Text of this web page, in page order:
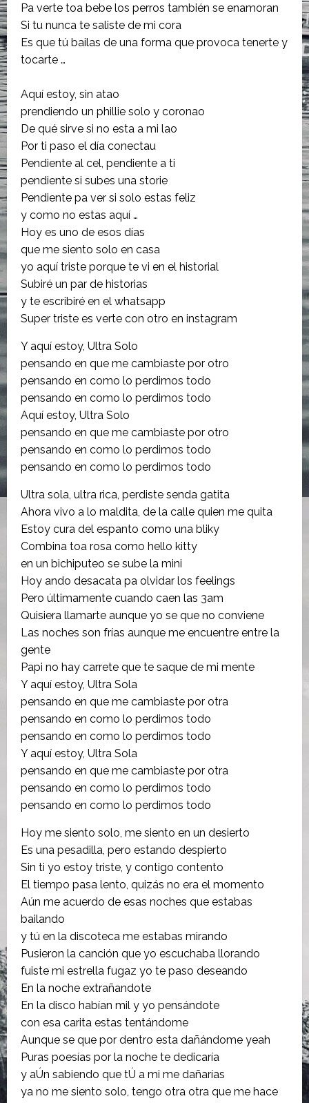
Pa verte toa bebe los perros también se enamoran
Si tu nunca te saliste de mi cora
Es que tú bailas de una forma que provoca tenerte y
tocarte …
Aquí estoy, sin atao
prendiendo un phillie solo y coronao
De qué sirve si no esta a mi lao
Por ti paso el día conectau
Pendiente al cel, pendiente a ti
pendiente si subes una storie
Pendiente pa ver si solo estas feliz
y como no estas aquí …
Hoy es uno de esos días
que me siento solo en casa
yo aquí triste porque te vi en el historial
Subiré un par de historias
y te escribiré en el whatsapp
Super triste es verte con otro en instagram
Y aquí estoy, Ultra Solo
pensando en que me cambiaste por otro
pensando en como lo perdimos todo
pensando en como lo perdimos todo
Aquí estoy, Ultra Solo
pensando en que me cambiaste por otro
pensando en como lo perdimos todo
pensando en como lo perdimos todo
Ultra sola, ultra rica, perdiste senda gatita
Ahora vivo a lo maldita, de la calle quien me quita
Estoy cura del espanto como una bliky
Combina toa rosa como hello kitty
en un bichiputeo se sube la mini
Hoy ando desacata pa olvidar los feelings
Pero últimamente cuando caen las 3am
Quisiera llamarte aunque yo se que no conviene
Las noches son frías aunque me encuentre entre la
gente
Papi no hay carrete que te saque de mi mente
Y aquí estoy, Ultra Sola
pensando en que me cambiaste por otra
pensando en como lo perdimos todo
pensando en como lo perdimos todo
Y aquí estoy, Ultra Sola
pensando en que me cambiaste por otra
pensando en como lo perdimos todo
pensando en como lo perdimos todo
Hoy me siento solo, me siento en un desierto
Es una pesadilla, pero estando despierto
Sin ti yo estoy triste, y contigo contento
El tiempo pasa lento, quizás no era el momento
Aún me acuerdo de esas noches que estabas
bailando
y tú en la discoteca me estabas mirando
Pusieron la canción que yo escuchaba llorando
fuiste mi estrella fugaz yo te paso deseando
En la noche extrañandote
En la disco habían mil y yo pensándote
con esa carita estas tentándome
Aunque se que por dentro esta dañándome yeah
Puras poesías por la noche te dedicaría
y aÚn sabiendo que tÚ a mi me dañarías
ya no me siento solo, tengo otra otra que me hace